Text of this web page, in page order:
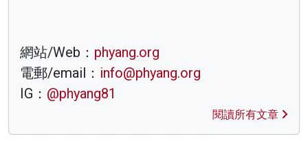
網站/Web： phyang.org
電郵/email： info@phyang.org
IG： @phyang81
閱讀所有文章